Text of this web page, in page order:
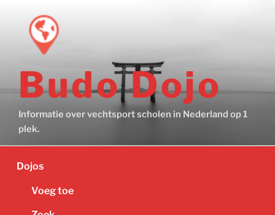
Budo Dojo
Informatie over vechtsport scholen in Nederland op 1
plek.
Dojos
Voeg toe